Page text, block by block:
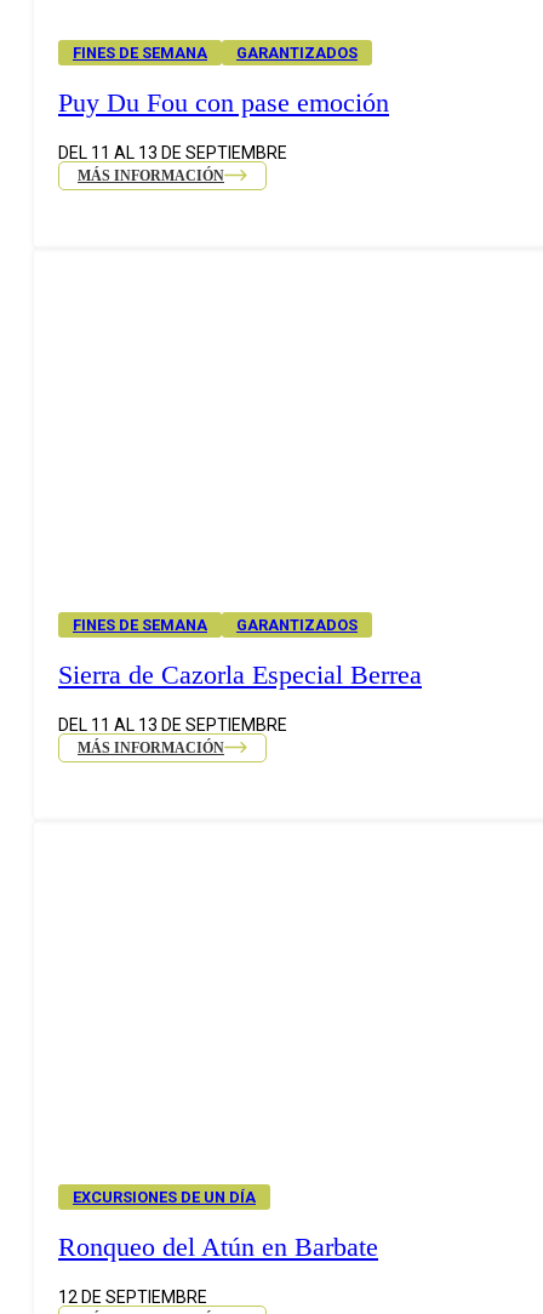
FINES DE SEMANA GARANTIZADOS
Puy Du Fou con pase emoción
DEL 11 AL 13 DE SEPTIEMBRE
MÁS INFORMACIÓN
FINES DE SEMANA GARANTIZADOS
Sierra de Cazorla Especial Berrea
DEL 11 AL 13 DE SEPTIEMBRE
MÁS INFORMACIÓN
EXCURSIONES DE UN DÍA
Ronqueo del Atún en Barbate
12 DE SEPTIEMBRE